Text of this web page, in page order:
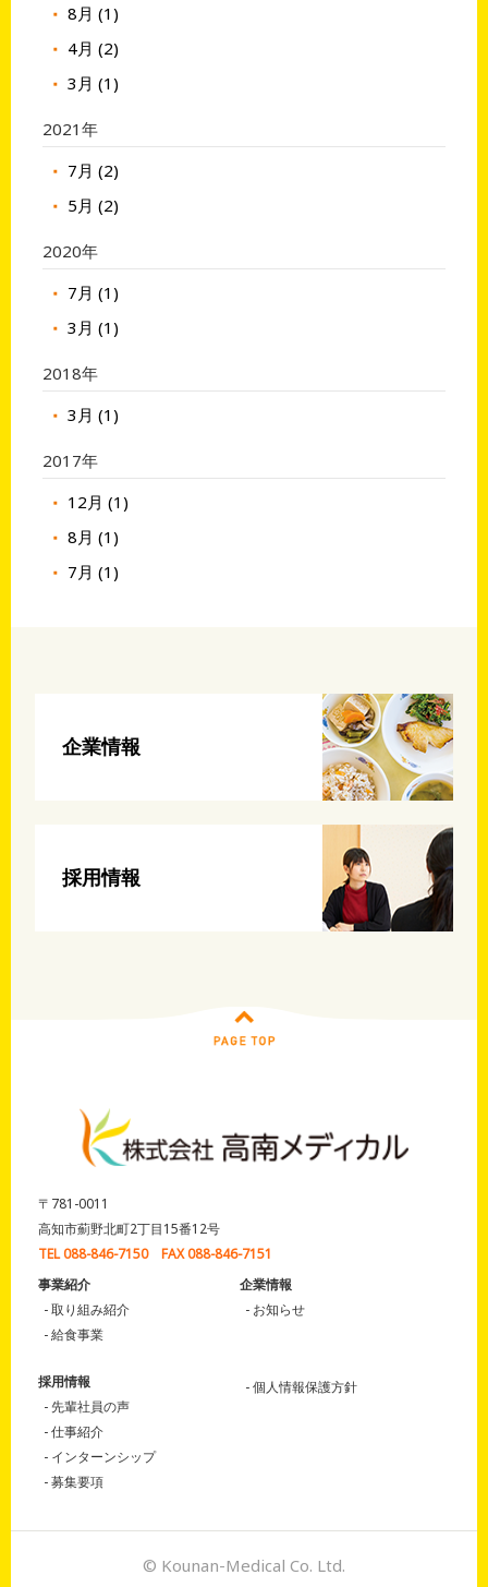
8月 (1)
4月 (2)
3月 (1)
2021年
7月 (2)
5月 (2)
2020年
7月 (1)
3月 (1)
2018年
3月 (1)
2017年
12月 (1)
8月 (1)
7月 (1)
企業情報
採用情報
〒781-0011
高知市薊野北町2丁目15番12号
TEL 088-846-7150 FAX 088-846-7151
事業紹介
取り組み紹介
給食事業
企業情報
お知らせ
採用情報
先輩社員の声
仕事紹介
インターンシップ
募集要項
個人情報保護方針
© Kounan-Medical Co. Ltd.